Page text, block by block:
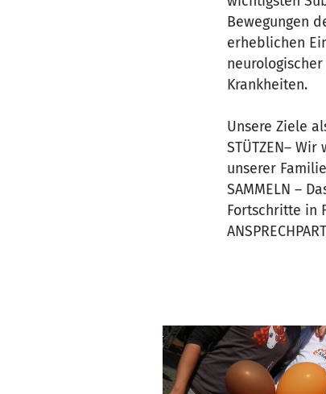
Bewegungen
erheblichen
Krankheiten.
Unsere Ziele
STÜTZEN–
unserer
SAMMELN –
Fortschritte in